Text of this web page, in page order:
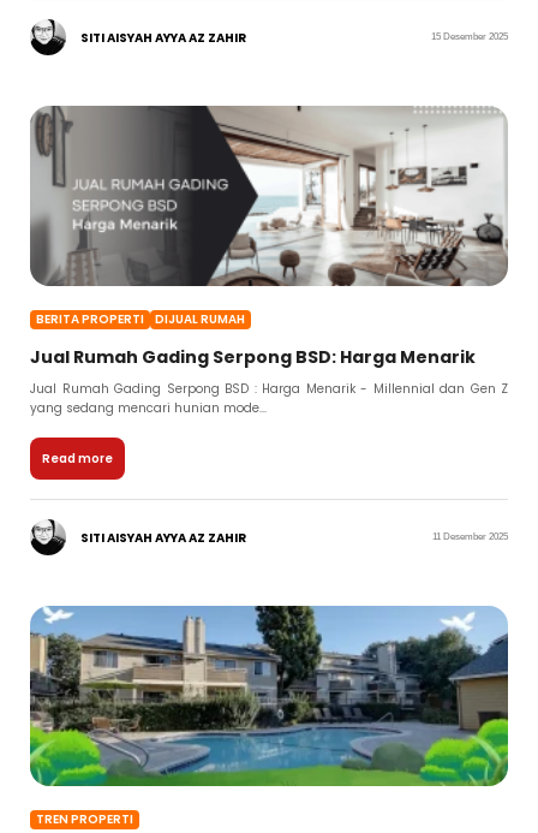
SITI AISYAH AYYA AZ ZAHIR 15 Desember 2025
BERITA PROPERTI DIJUAL RUMAH
Jual Rumah Gading Serpong BSD: Harga Menarik
Jual Rumah Gading Serpong BSD : Harga Menarik - Millennial dan Gen Z
yang sedang mencari hunian mode...
Read more
SITI AISYAH AYYA AZ ZAHIR 11 Desember 2025
TREN PROPERTI